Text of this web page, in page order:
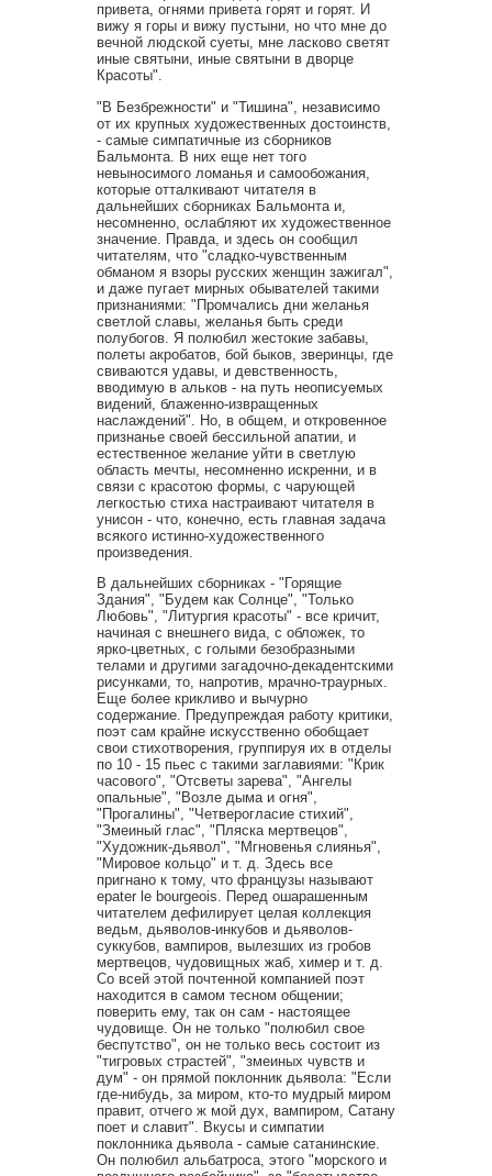
привета, огнями привета горят и горят. И
вижу я горы и вижу пустыни, но что мне до
вечной людской суеты, мне ласково светят
иные святыни, иные святыни в дворце
Красоты".
"В Безбрежности" и "Тишина", независимо
от их крупных художественных достоинств,
- самые симпатичные из сборников
Бальмонта. В них еще нет того
невыносимого ломанья и самообожания,
которые отталкивают читателя в
дальнейших сборниках Бальмонта и,
несомненно, ослабляют их художественное
значение. Правда, и здесь он сообщил
читателям, что "сладко-чувственным
обманом я взоры русских женщин зажигал",
и даже пугает мирных обывателей такими
признаниями: "Промчались дни желанья
светлой славы, желанья быть среди
полубогов. Я полюбил жестокие забавы,
полеты акробатов, бой быков, зверинцы, где
свиваются удавы, и девственность,
вводимую в альков - на путь неописуемых
видений, блаженно-извращенных
наслаждений". Но, в общем, и откровенное
признанье своей бессильной апатии, и
естественное желание уйти в светлую
область мечты, несомненно искренни, и в
связи с красотою формы, с чарующей
легкостью стиха настраивают читателя в
унисон - что, конечно, есть главная задача
всякого истинно-художественного
произведения.
В дальнейших сборниках - "Горящие
Здания", "Будем как Солнце", "Только
Любовь", "Литургия красоты" - все кричит,
начиная с внешнего вида, с обложек, то
ярко-цветных, с голыми безобразными
телами и другими загадочно-декадентскими
рисунками, то, напротив, мрачно-траурных.
Еще более крикливо и вычурно
содержание. Предупреждая работу критики,
поэт сам крайне искусственно обобщает
свои стихотворения, группируя их в отделы
по 10 - 15 пьес с такими заглавиями: "Крик
часового", "Отсветы зарева", "Ангелы
опальные", "Возле дыма и огня",
"Прогалины", "Четверогласие стихий",
"Змеиный глас", "Пляска мертвецов",
"Художник-дьявол", "Мгновенья слиянья",
"Мировое кольцо" и т. д. Здесь все
пригнано к тому, что французы называют
epater le bourgeois. Перед ошарашенным
читателем дефилирует целая коллекция
ведьм, дьяволов-инкубов и дьяволов-
суккубов, вампиров, вылезших из гробов
мертвецов, чудовищных жаб, химер и т. д.
Со всей этой почтенной компанией поэт
находится в самом тесном общении;
поверить ему, так он сам - настоящее
чудовище. Он не только "полюбил свое
беспутство", он не только весь состоит из
"тигровых страстей", "змеиных чувств и
дум" - он прямой поклонник дьявола: "Если
где-нибудь, за миром, кто-то мудрый миром
правит, отчего ж мой дух, вампиром, Сатану
поет и славит". Вкусы и симпатии
поклонника дьявола - самые сатанинские.
Он полюбил альбатроса, этого "морского и